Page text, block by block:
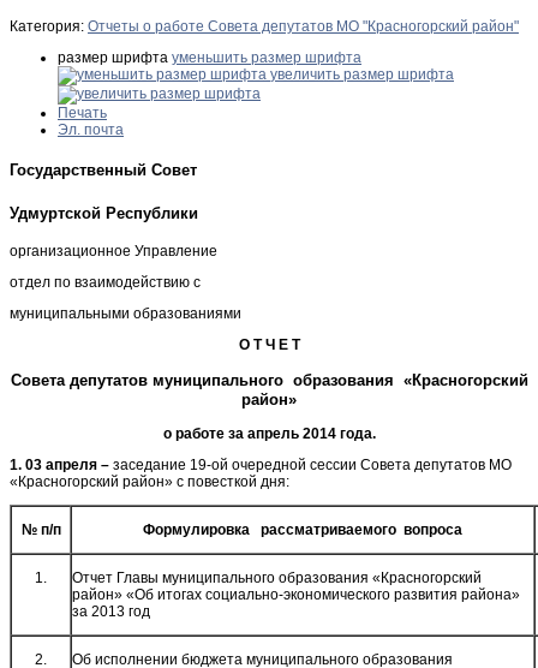
Категория: Отчеты о работе Совета депутатов МО "Красногорский район"
размер шрифта уменьшить размер шрифта
увеличить размер шрифта
Печать
Эл. почта
Государственный Совет
Удмуртской Республики
организационное Управление
отдел по взаимодействию с
муниципальными образованиями
О Т Ч Е Т
Совета депутатов муниципального образования «Красногорский
район»
о работе за апрель 2014 года.
1. 03 апреля – заседание 19-ой очередной сессии Совета депутатов МО
«Красногорский район» с повесткой дня:
№ п/п Формулировка рассматриваемого вопроса
1.
Отчет Главы муниципального образования «Красногорский
район» «Об итогах социально-экономического развития района»
за 2013 год
2.
Об исполнении бюджета муниципального образования